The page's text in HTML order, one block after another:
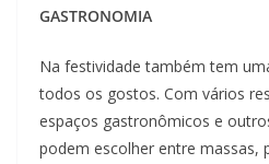
GASTRONOMIA
Na festividade também tem
todos os gostos. Com vários
espaços gastronômicos e
podem escolher entre massas,